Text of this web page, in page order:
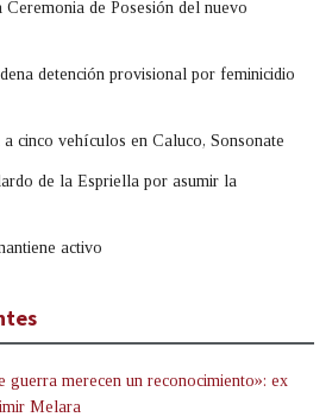
de Posesión del nuevo
detención provisional por feminicidio
cinco vehículos en Caluco, Sonsonate
de la Espriella por asumir la
activo
guerra merecen un reconocimiento»: ex
Melara